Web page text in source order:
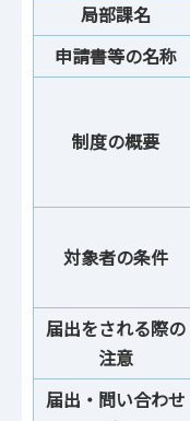
局部課名
申請書等の名称
制度の概要
対象者の条件
届出をされる際の
注意
届出・問い合わせ